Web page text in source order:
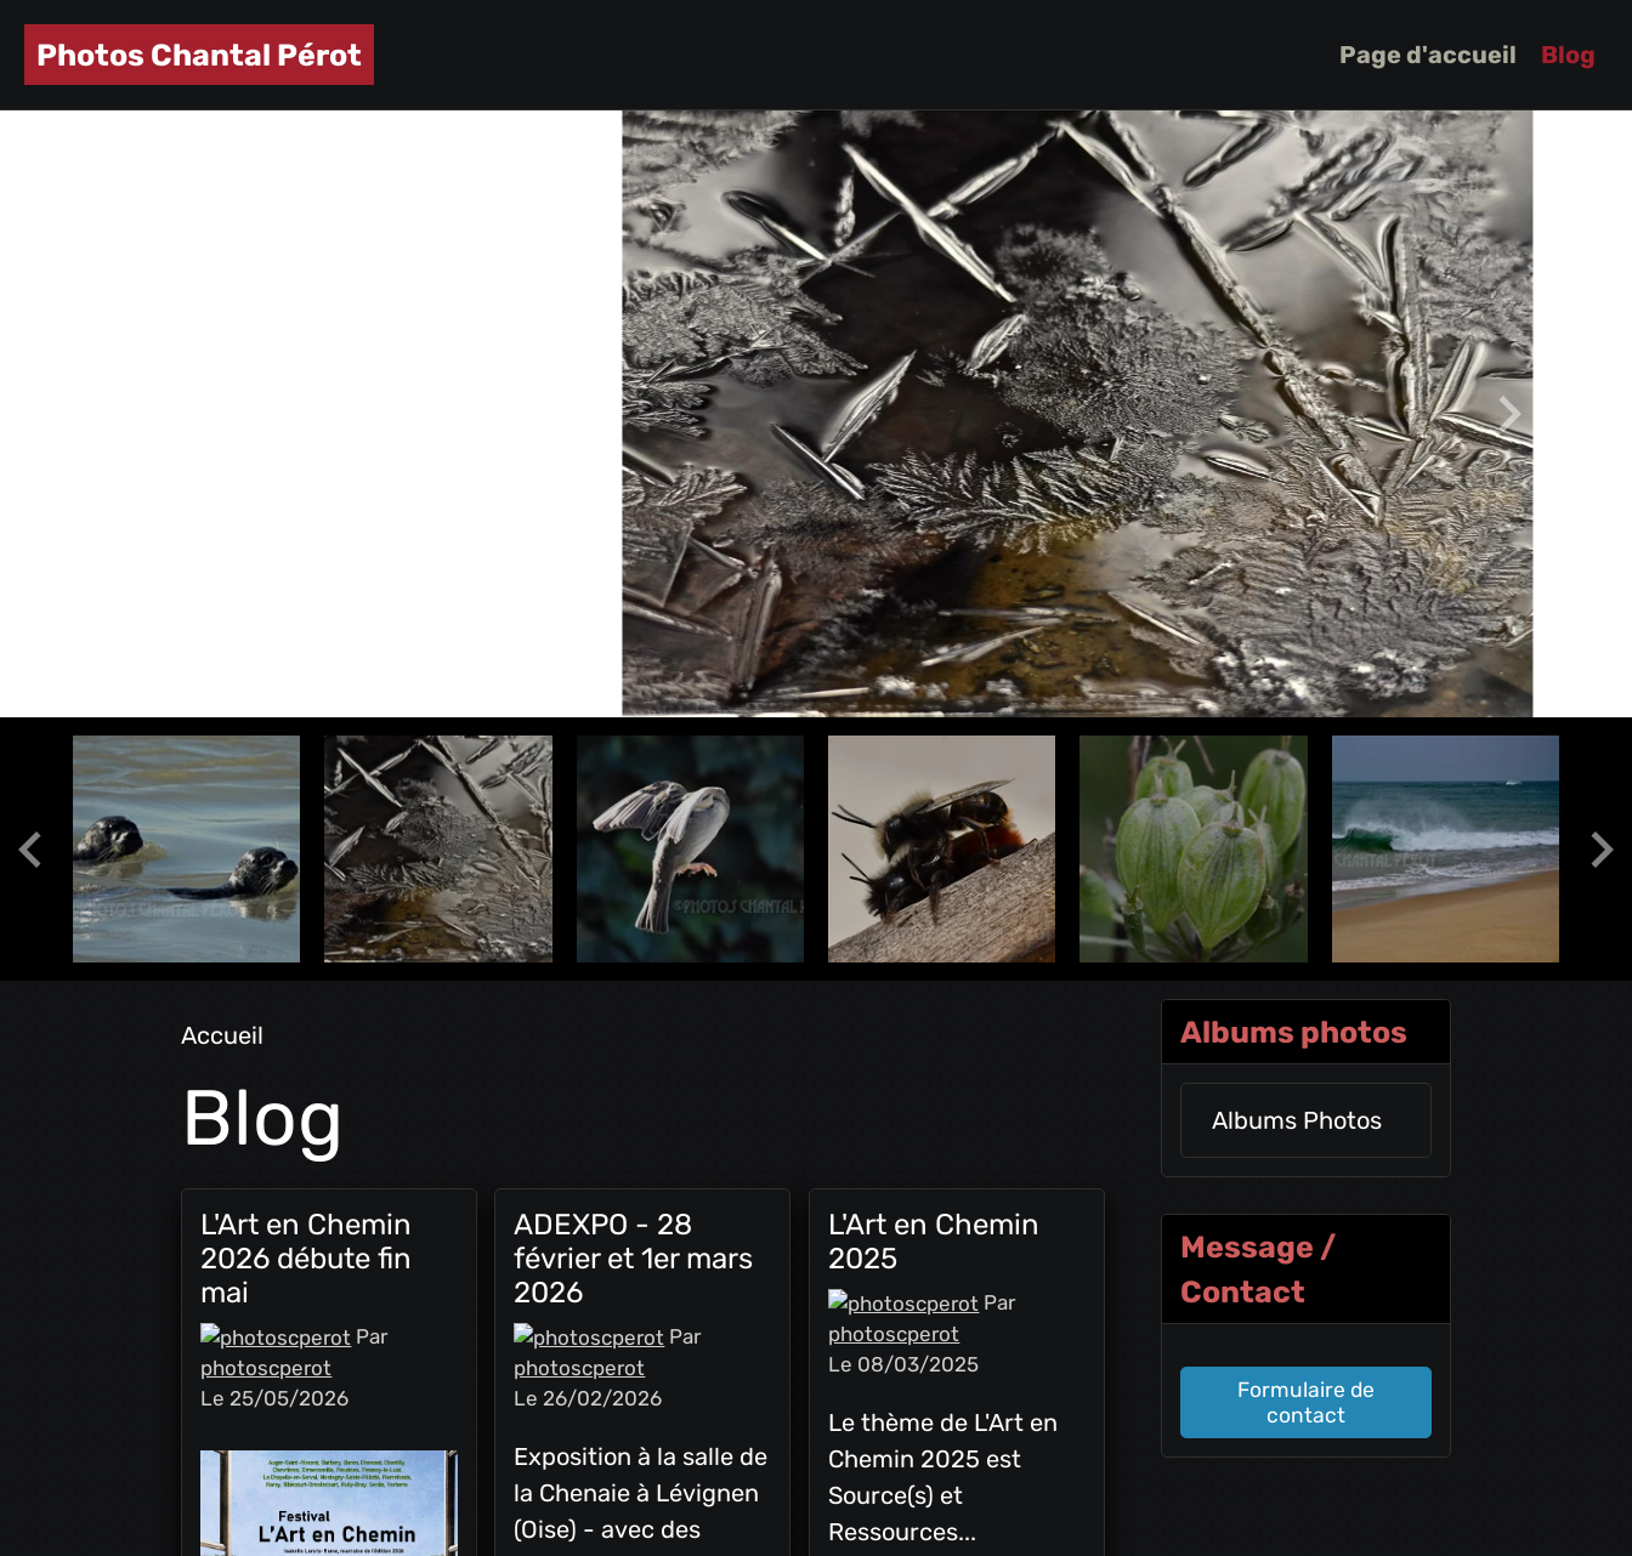
Photos Chantal Pérot Page d'accueil Blog
Accueil
Blog
L'Art en Chemin
2026 débute fin
mai
Par
photoscperot
Le 25/05/2026
ADEXPO - 28
février et 1er mars
2026
Par
photoscperot
Le 26/02/2026
Exposition à la salle de
la Chenaie à Lévignen
(Oise) - avec des
L'Art en Chemin
2025
Par
photoscperot
Le 08/03/2025
Le thème de L'Art en
Chemin 2025 est
Source(s) et
Ressources...
Albums photos
Albums Photos
Message /
Contact
Formulaire de
contact